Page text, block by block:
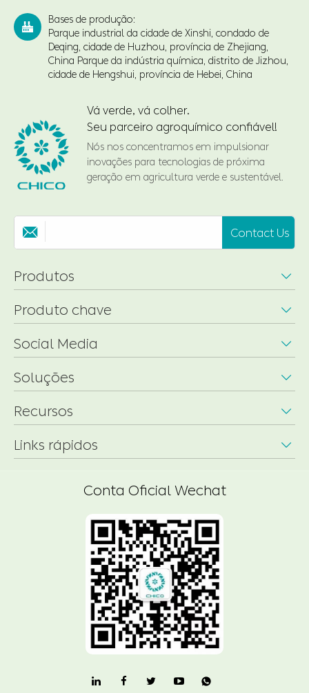

Bases de produção:
Parque industrial da cidade de Xinshi, condado de
Deqing, cidade de Huzhou, província de Zhejiang,
China Parque da indústria química, distrito de Jizhou,
cidade de Hengshui, província de Hebei, China
Vá verde, vá colher.
Seu parceiro agroquímico confiável!
Nós nos concentramos em impulsionar
inovações para tecnologias de próxima
geração em agricultura verde e sustentável.
 Contact Us
Produtos 
Produto chave 
Social Media 
Soluções 
Recursos 
Links rápidos 
Conta Oficial Wechat
